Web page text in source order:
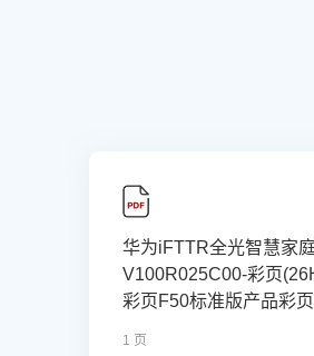
华为iFTTR全光智慧家
V100R025C00-彩页
彩页F50标准版产品彩
1 页